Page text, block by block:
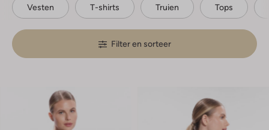
Vesten T-shirts Truien Tops
Filter en sorteer